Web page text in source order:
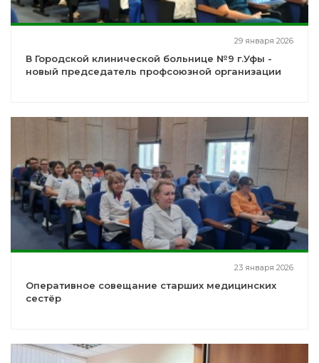
29 января 2026
В Городской клинической больнице №9 г.Уфы -
новый председатель профсоюзной организации
23 января 2026
Оперативное совещание старших медицинских
сестёр